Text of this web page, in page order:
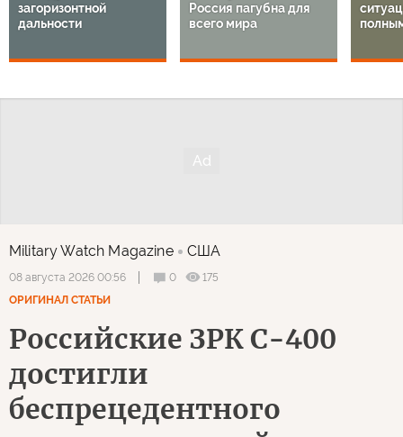
загоризонтной
дальности
Россия пагубна для
всего мира
Military Watch Magazine США
08 августа 2026 00:56 0
175
ОРИГИНАЛ СТАТЬИ
Российские ЗРК С-400
достигли
беспрецедентного